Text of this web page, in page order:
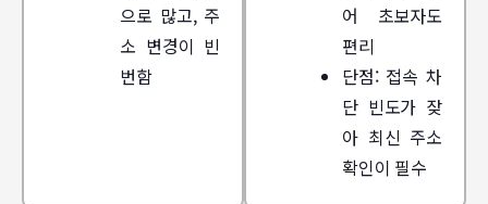
으로 많고, 주
소 변경이 빈
번함
어 초보자도
편리
단점: 접속 차
단 빈도가 잦
아 최신 주소
확인이 필수